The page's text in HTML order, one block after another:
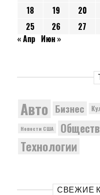
18
19 20
25
26 27
« Апр Июн »
Авто Бизнес
Новости США
Технологии
СВЕЖИЕ